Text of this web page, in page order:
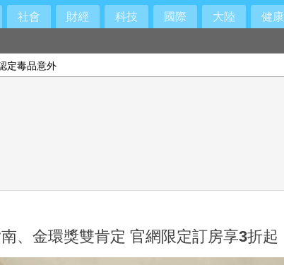
社會 財經 科技 國際 大陸 健康
定毒品意外
、金環獎雙肯定 官網限定訂房享3折起